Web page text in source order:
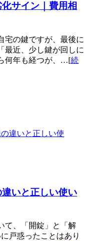
サイン｜費用相
宅の鍵ですが、最後に
最近、少し鍵が回しに
何年も経つが、…[続
いと正しい使い
て、「開錠」と「解
戸惑ったことはあり